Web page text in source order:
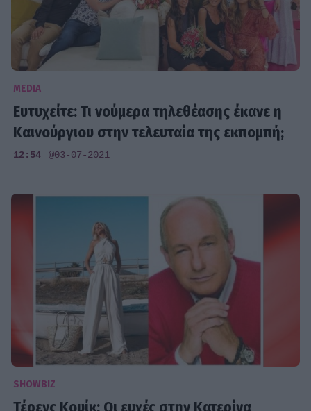
MEDIA
Ευτυχείτε: Τι νούμερα τηλεθέασης έκανε η
Καινούργιου στην τελευταία της εκπομπή;
12:54 @03-07-2021
SHOWBIZ
Τέρενς Κουίκ: Οι ευχές στην Κατερίνα